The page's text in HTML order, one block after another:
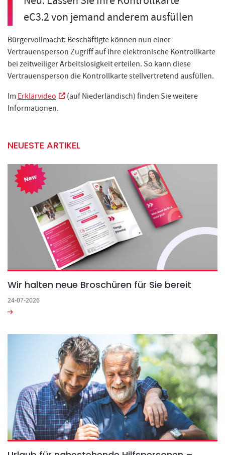
eC3.2 von jemand anderem ausfüllen
Bürgervollmacht: Beschäftigte können nun einer
Vertrauensperson Zugriff auf ihre elektronische Kontrollkarte
bei zeitweiliger Arbeitslosigkeit erteilen. So kann diese
Vertrauensperson die Kontrollkarte stellvertretend ausfüllen.
Im Erklärvideo Neues Fenster
(auf Niederländisch) finden Sie weitere
Informationen.
NEUESTE ARTIKEL
Wir halten neue Broschüren für Sie bereit
24-07-2026